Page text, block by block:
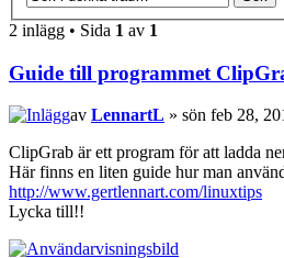
2 inlägg • Sida 1 av 1
Guide till programmet
av LennartL » sön feb 28,
ClipGrab är ett program för att ladda
Här finns en liten guide hur man
http://www.gertlennart.com/linuxtips
Lycka till!!